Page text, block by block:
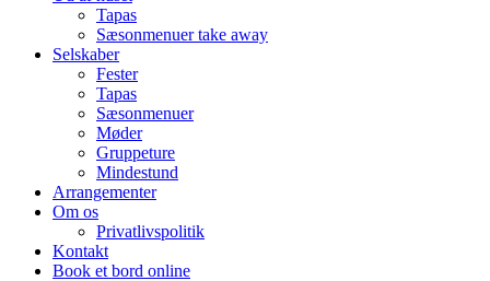
Tapas
Sæsonmenuer take away
Selskaber
Fester
Tapas
Sæsonmenuer
Møder
Gruppeture
Mindestund
Arrangementer
Om os
Privatlivspolitik
Kontakt
Book et bord online